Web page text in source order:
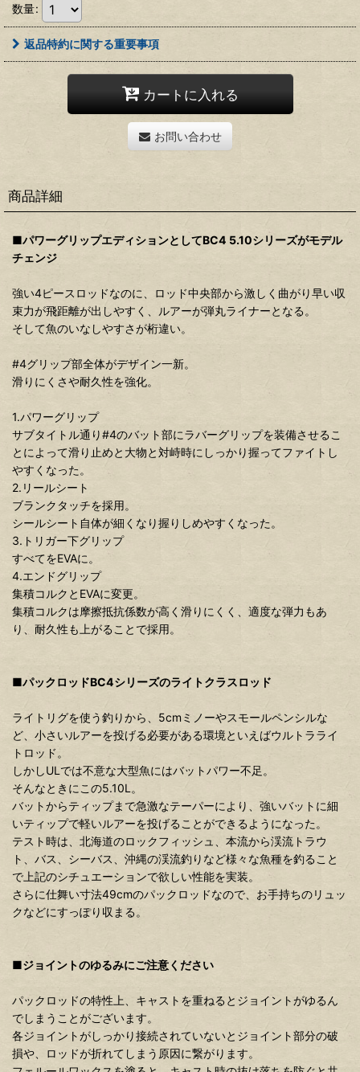
数量:
返品特約に関する重要事項
カートに入れる
お問い合わせ
商品詳細
■パワーグリップエディションとしてBC4 5.10シリーズがモデル
チェンジ
強い4ピースロッドなのに、ロッド中央部から激しく曲がり早い収
束力が飛距離が出しやすく、ルアーが弾丸ライナーとなる。
そして魚のいなしやすさが桁違い。
#4グリップ部全体がデザイン一新。
滑りにくさや耐久性を強化。
1.パワーグリップ
サブタイトル通り#4のバット部にラバーグリップを装備させるこ
とによって滑り止めと大物と対峙時にしっかり握ってファイトし
やすくなった。
2.リールシート
ブランクタッチを採用。
シールシート自体が細くなり握りしめやすくなった。
3.トリガー下グリップ
すべてをEVAに。
4.エンドグリップ
集積コルクとEVAに変更。
集積コルクは摩擦抵抗係数が高く滑りにくく、適度な弾力もあ
り、耐久性も上がることで採用。
■パックロッドBC4シリーズのライトクラスロッド
ライトリグを使う釣りから、5cmミノーやスモールペンシルな
ど、小さいルアーを投げる必要がある環境といえばウルトラライ
トロッド。
しかしULでは不意な大型魚にはバットパワー不足。
そんなときにこの5.10L。
バットからティップまで急激なテーパーにより、強いバットに細
いティップで軽いルアーを投げることができるようになった。
テスト時は、北海道のロックフィッシュ、本流から渓流トラウ
ト、バス、シーバス、沖縄の渓流釣りなど様々な魚種を釣ること
で上記のシチュエーションで欲しい性能を実装。
さらに仕舞い寸法49cmのパックロッドなので、お手持ちのリュッ
クなどにすっぽり収まる。
■ジョイントのゆるみにご注意ください
パックロッドの特性上、キャストを重ねるとジョイントがゆるん
でしまうことがございます。
各ジョイントがしっかり接続されていないとジョイント部分の破
損や、ロッドが折れてしまう原因に繋がります。